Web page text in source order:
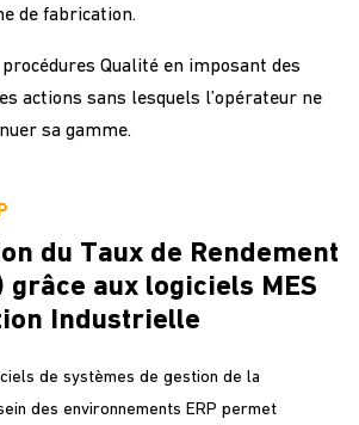
de fabrication.
Qualité en imposant des
actions sans lesquels l’opérateur ne
sa gamme.
du Taux de Rendement
grâce aux logiciels MES
Industrielle
de systèmes de gestion de la
des environnements ERP permet